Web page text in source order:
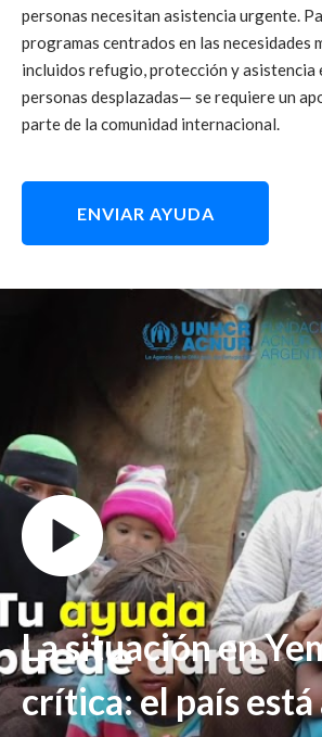
personas necesitan asistencia urgente.
programas centrados en las necesidades
incluidos refugio, protección y asistencia
personas desplazadas— se requiere un
parte de la comunidad internacional.
ENVIAR AYUDA
La situación en
crítica: el país